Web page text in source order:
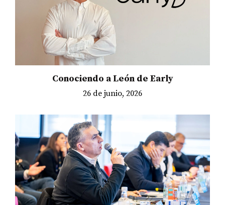
Conociendo a León de Early
26 de junio, 2026